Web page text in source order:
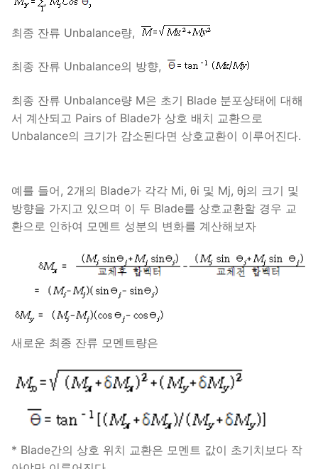
최종 잔류 Unbalance량,
최종 잔류 Unbalance의 방향,
최종 잔류 Unbalance량 M은 초기 Blade 분포상태에 대해
서 계산되고 Pairs of Blade가 상호 배치 교환으로
Unbalance의 크기가 감소된다면 상호교환이 이루어진다.
예를 들어, 2개의 Blade가 각각 Mi, θi 및 Mj, θj의 크기 및
방향을 가지고 있으며 이 두 Blade를 상호교환할 경우 교
환으로 인하여 모멘트 성분의 변화를 계산해보자
새로운 최종 잔류 모멘트량은
* Blade간의 상호 위치 교환은 모멘트 값이 초기치보다 작